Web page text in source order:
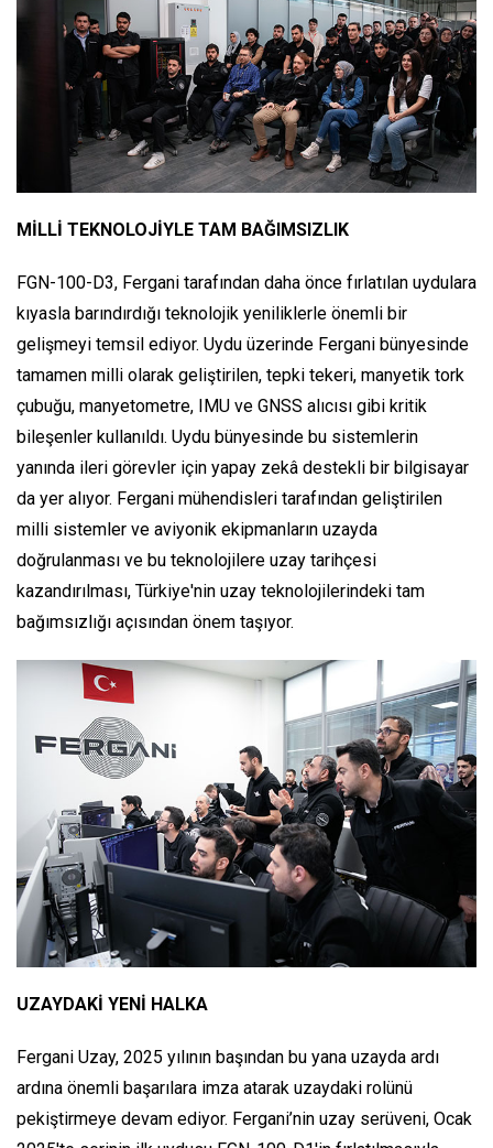
MİLLİ TEKNOLOJİYLE TAM BAĞIMSIZLIK
FGN-100-D3, Fergani tarafından daha önce fırlatılan uydulara
kıyasla barındırdığı teknolojik yeniliklerle önemli bir
gelişmeyi temsil ediyor. Uydu üzerinde Fergani bünyesinde
tamamen milli olarak geliştirilen, tepki tekeri, manyetik tork
çubuğu, manyetometre, IMU ve GNSS alıcısı gibi kritik
bileşenler kullanıldı. Uydu bünyesinde bu sistemlerin
yanında ileri görevler için yapay zekâ destekli bir bilgisayar
da yer alıyor. Fergani mühendisleri tarafından geliştirilen
milli sistemler ve aviyonik ekipmanların uzayda
doğrulanması ve bu teknolojilere uzay tarihçesi
kazandırılması, Türkiye'nin uzay teknolojilerindeki tam
bağımsızlığı açısından önem taşıyor.
UZAYDAKİ YENİ HALKA
Fergani Uzay, 2025 yılının başından bu yana uzayda ardı
ardına önemli başarılara imza atarak uzaydaki rolünü
pekiştirmeye devam ediyor. Fergani’nin uzay serüveni, Ocak